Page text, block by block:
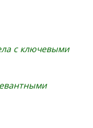
с ключевыми